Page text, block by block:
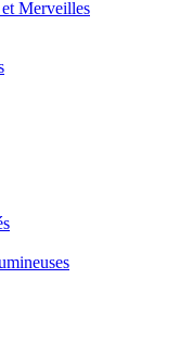
Merveilles